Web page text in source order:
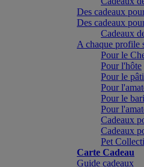
Des cadeaux
Des cadeaux
Cadeaux
A chaque profile
Pour le
Pour l'hôte
Pour le
Pour
Pour le
Pour
Cadeaux
Cadeaux
Pet
Carte Cadeau
Guide cadeaux